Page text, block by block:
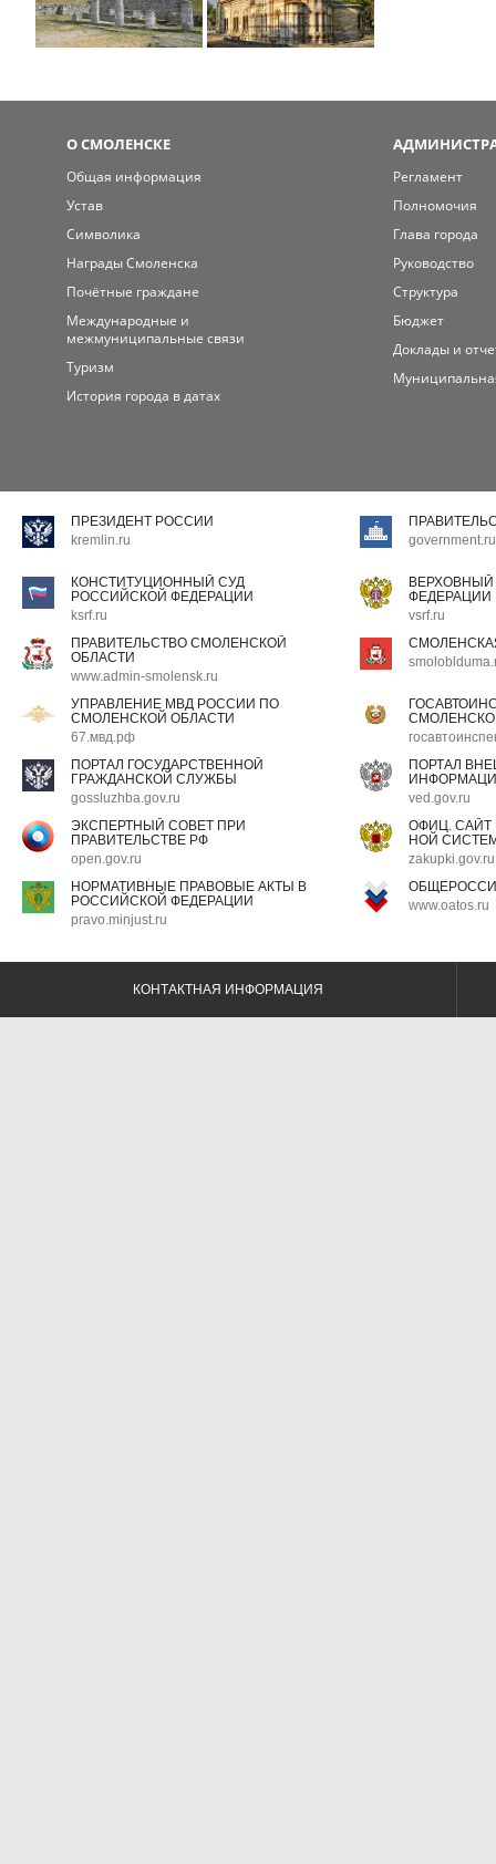
О СМОЛЕНСКЕ
Общая информация
Устав
Символика
Награды Смоленска
Почётные граждане
Международные и
межмуниципальные связи
Туризм
История города в датах
Регламент
Полномочия
Глава города
Руководство
Структура
Бюджет
Доклады и
ПРЕЗИДЕНТ РОССИИ
kremlin.ru
government.ru
КОНСТИТУЦИОННЫЙ СУД
РОССИЙСКОЙ ФЕДЕРАЦИИ
ksrf.ru
ФЕДЕРАЦИИ
vsrf.ru
ПРАВИТЕЛЬСТВО СМОЛЕНСКОЙ
ОБЛАСТИ
www.admin-smolensk.ru
УПРАВЛЕНИЕ МВД РОССИИ ПО
СМОЛЕНСКОЙ ОБЛАСТИ
67.мвд.рф
ПОРТАЛ ГОСУДАРСТВЕННОЙ
ГРАЖДАНСКОЙ СЛУЖБЫ
gossluzhba.gov.ru
ПОРТАЛ
ved.gov.ru
ЭКСПЕРТНЫЙ СОВЕТ ПРИ
ПРАВИТЕЛЬСТВЕ РФ
open.gov.ru
ОФИЦ.
НОЙ
zakupki.gov.ru
НОРМАТИВНЫЕ ПРАВОВЫЕ АКТЫ В
РОССИЙСКОЙ ФЕДЕРАЦИИ
pravo.minjust.ru
www.oatos.ru
КОНТАКТНАЯ ИНФОРМАЦИЯ